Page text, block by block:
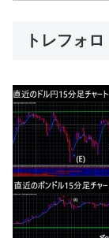
トレフォロ